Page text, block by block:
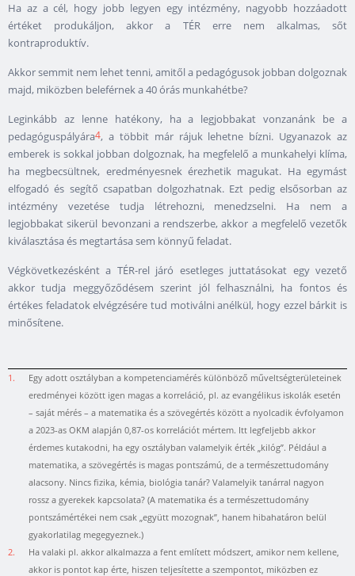
Ha az a cél, hogy jobb legyen egy intézmény, nagyobb hozzáadott
értéket produkáljon, akkor a TÉR erre nem alkalmas, sőt
kontraproduktív.
Akkor semmit nem lehet tenni, amitől a pedagógusok jobban dolgoznak
majd, miközben beleférnek a 40 órás munkahétbe?
Leginkább az lenne hatékony, ha a legjobbakat vonzanánk be a
pedagóguspályára4, a többit már rájuk lehetne bízni. Ugyanazok az
emberek is sokkal jobban dolgoznak, ha megfelelő a munkahelyi klíma,
ha megbecsültnek, eredményesnek érezhetik magukat. Ha egymást
elfogadó és segítő csapatban dolgozhatnak. Ezt pedig elsősorban az
intézmény vezetése tudja létrehozni, menedzselni. Ha nem a
legjobbakat sikerül bevonzani a rendszerbe, akkor a megfelelő vezetők
kiválasztása és megtartása sem könnyű feladat.
Végkövetkezésként a TÉR-rel járó esetleges juttatásokat egy vezető
akkor tudja meggyőződésem szerint jól felhasználni, ha fontos és
értékes feladatok elvégzésére tud motiválni anélkül, hogy ezzel bárkit is
minősítene.
1.
Egy adott osztályban a kompetenciamérés különböző műveltségterületeinek
eredményei között igen magas a korreláció, pl. az evangélikus iskolák esetén
– saját mérés – a matematika és a szövegértés között a nyolcadik évfolyamon
a 2023-as OKM alapján 0,87-os korrelációt mértem. Itt legfeljebb akkor
érdemes kutakodni, ha egy osztályban valamelyik érték „kilóg”. Például a
matematika, a szövegértés is magas pontszámú, de a természettudomány
alacsony. Nincs fizika, kémia, biológia tanár? Valamelyik tanárral nagyon
rossz a gyerekek kapcsolata? (A matematika és a természettudomány
pontszámértékei nem csak „együtt mozognak”, hanem hibahatáron belül
gyakorlatilag megegyeznek.)
2.
Ha valaki pl. akkor alkalmazza a fent említett módszert, amikor nem kellene,
akkor is pontot kap érte, hiszen teljesítette a szempontot, miközben ez